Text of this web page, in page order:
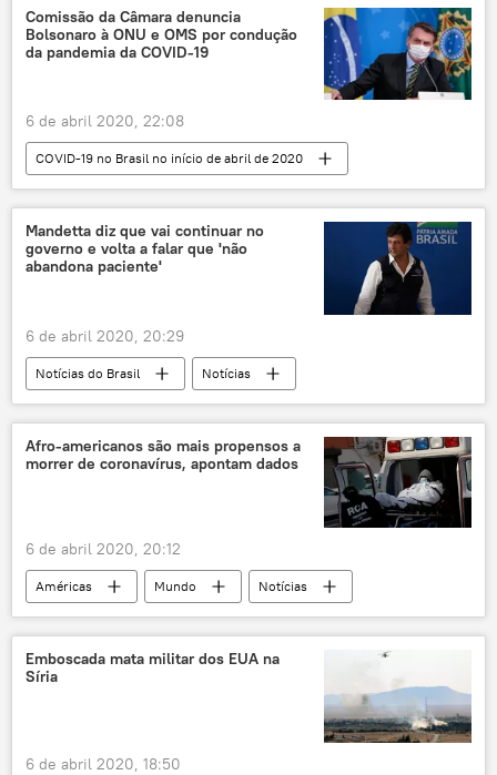
Standard & Poor's
rating
Notícias do Brasil
Comissão da Câmara denuncia
Bolsonaro à ONU e OMS por condução
da pandemia da COVID-19
6 de abril 2020, 22:08
COVID-19 no Brasil no início de abril de 2020
Notícias do Brasil
Notícias
OMS
denúncia
Câmara dos Deputados
COVID-19
novo coronavírus
Mandetta diz que vai continuar no
governo e volta a falar que 'não
abandona paciente'
6 de abril 2020, 20:29
Notícias do Brasil
Notícias
COVID-19 no Brasil no início de abril de 2020
Ministro da Saúde
Ministério da Saúde
COVID-19
Afro-americanos são mais propensos a
morrer de coronavírus, apontam dados
6 de abril 2020, 20:12
Américas Mundo
Notícias
pandemia
EUA
Emboscada mata militar dos EUA na
Síria
6 de abril 2020, 18:50